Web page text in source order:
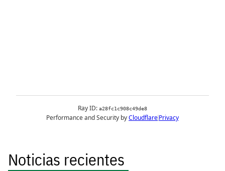
Noticias recientes